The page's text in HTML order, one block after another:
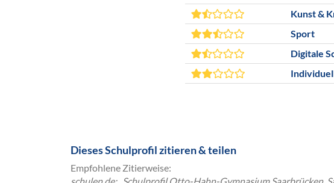
Kunst &
Sport
Digitale
Dieses Schulprofil zitieren & teilen
Empfohlene Zitierweise: